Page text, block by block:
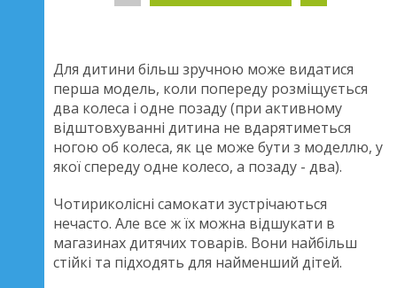
Для дитини більш зручною може видатися
перша модель, коли попереду розміщується
два колеса і одне позаду (при активному
відштовхуванні дитина не вдарятиметься
ногою об колеса, як це може бути з моделлю, у
якої спереду одне колесо, а позаду - два).
Чотириколісні самокати зустрічаються
нечасто. Але все ж їх можна відшукати в
магазинах дитячих товарів. Вони найбільш
стійкі та підходять для найменший дітей.